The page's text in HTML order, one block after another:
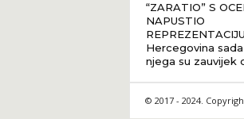
“ZARATIO” S
NAPUSTIO
Hercegovina sada
njega su zauvijek
© 2017 - 2024.